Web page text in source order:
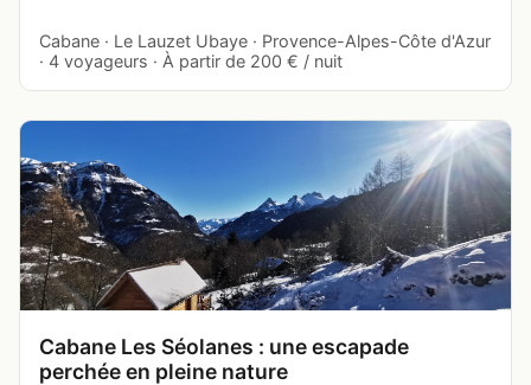
Cabane · Le Lauzet Ubaye · Provence-Alpes-Côte d'Azur
· 4 voyageurs · À partir de 200 € / nuit
Cabane Les Séolanes : une escapade
perchée en pleine nature